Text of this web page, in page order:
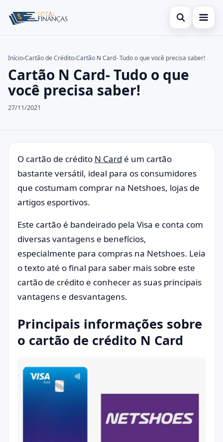
Abrir busca
Cartão de Crédito
Empréstimo
Buscar no site
Buscar por:
Pressione Enter para buscar ou ESC para fechar.
Início›Cartão de Crédito›Cartão N Card- Tudo o que você precisa saber!
Cartão N Card- Tudo o que
você precisa saber!
27/11/2021
O cartão de crédito N Card é um cartão
bastante versátil, ideal para os consumidores
que costumam comprar na Netshoes, lojas de
artigos esportivos.
Este cartão é bandeirado pela Visa e conta com
diversas vantagens e benefícios,
especialmente para compras na Netshoes. Leia
o texto até o final para saber mais sobre este
cartão de crédito e conhecer as suas principais
vantagens e desvantagens.
Principais informações sobre
o cartão de crédito N Card